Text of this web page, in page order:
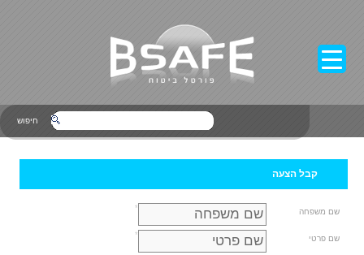
חיפוש
קבל הצעה
שם משפחה *
שם פרטי *